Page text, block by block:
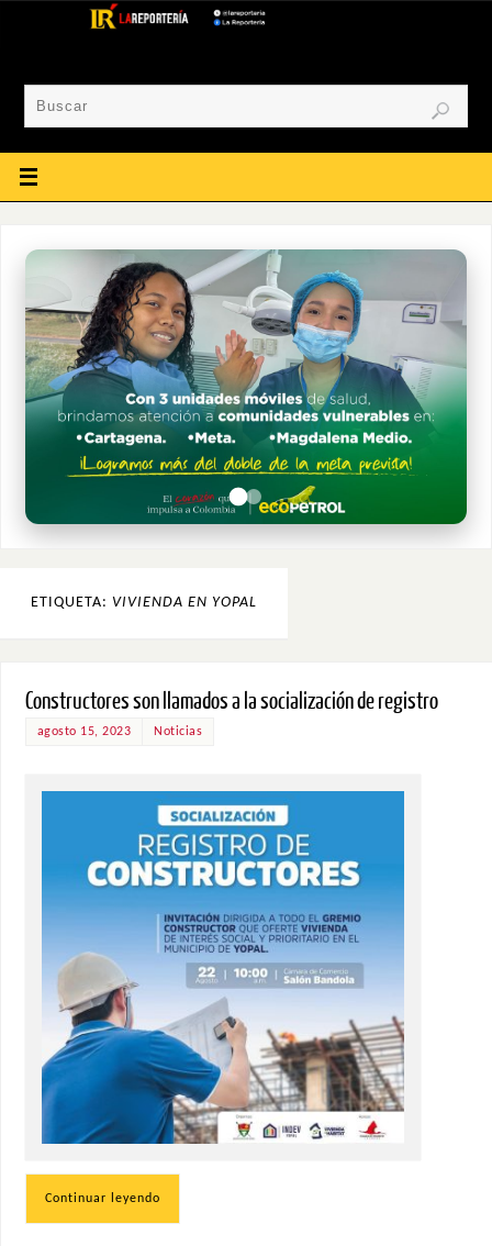
ETIQUETA: VIVIENDA EN YOPAL
Constructores son llamados a la socialización de registro
agosto 15, 2023 Noticias
Continuar leyendo